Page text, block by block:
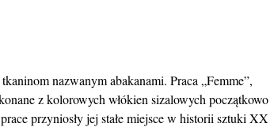
nazwanym abakanami. Praca „Femme”,
z kolorowych włókien sizalowych początkowo
przyniosły jej stałe miejsce w historii sztuki XX